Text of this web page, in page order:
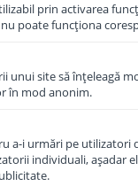
prin activarea
poate funcţiona
unui site să înţeleagă
în mod anonim.
a-i urmări pe utilizatori
individuali, aşadar